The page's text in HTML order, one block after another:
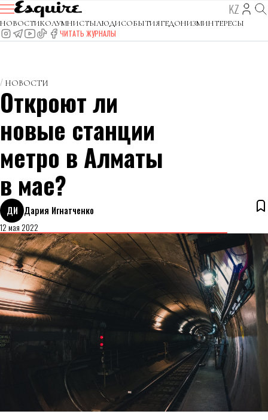
KZ
НОВОСТИКОЛУМНИСТЫЛЮДИСОБЫТИЯГЕДОНИЗМИНТЕРЕСЫ
ЧИТАТЬ ЖУРНАЛЫ
НОВОСТИ
Откроют ли
новые станции
метро в Алматы
в мае?
ДИ Дария Игнатченко
12 мая 2022